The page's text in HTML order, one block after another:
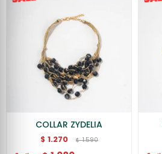
COLLAR ZYDELIA
$ 1.270 $ 1.590